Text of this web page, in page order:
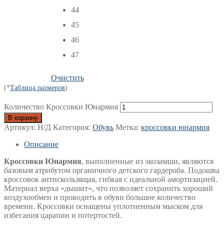
44
45
46
47
Очистить
(*Таблица размеров)
Количество Кроссовки Юнармия
В корзину
Артикул: Н/Д Категория: Обувь Метка: кроссовки юнармия
Описание
Кроссовки Юнармия, выполненные из экозамши, являются
базовым атрибутом органичного детского гардероба. Подошва
кроссовок антискользящая, гибкая с идеальной амортизацией.
Материал верха «дышит», что позволяет сохранить хороший
воздухообмен и проводить в обуви большое количество
времени. Кроссовки оснащены уплотненным мыском для
избегания царапин и потертостей.